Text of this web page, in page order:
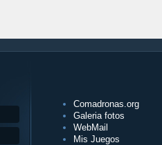
Comadronas.org
Galeria fotos
WebMail
Mis Juegos